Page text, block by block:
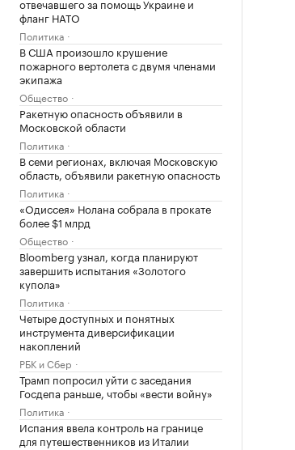
отвечавшего за помощь Украине и
фланг НАТО
Политика
В США произошло крушение
пожарного вертолета с двумя членами
экипажа
Общество
Ракетную опасность объявили в
Московской области
Политика
В семи регионах, включая Московскую
область, объявили ракетную опасность
Политика
«Одиссея» Нолана собрала в прокате
более $1 млрд
Общество
Bloomberg узнал, когда планируют
завершить испытания «Золотого
купола»
Политика
Четыре доступных и понятных
инструмента диверсификации
накоплений
РБК и Сбер
Трамп попросил уйти с заседания
Госдепа раньше, чтобы «вести войну»
Политика
Испания ввела контроль на границе
для путешественников из Италии